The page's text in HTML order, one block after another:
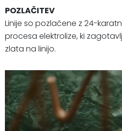
POZLAČITEV
Linije so pozlačene z 24-
procesa elektrolize, ki
zlata na linijo.